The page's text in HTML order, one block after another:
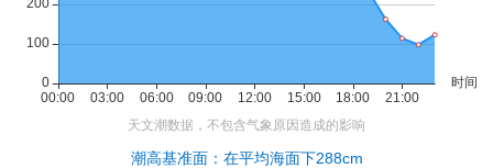
潮高基准面：在平均海面下288cm